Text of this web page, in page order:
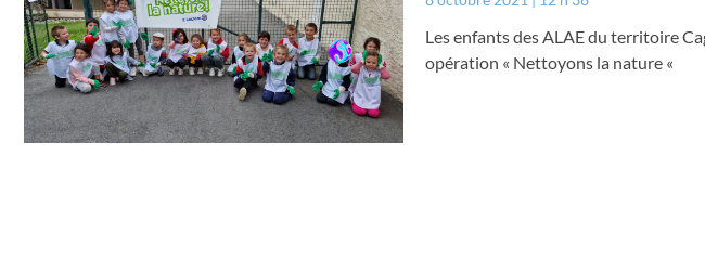
Les enfants des ALAE du territoire
opération « Nettoyons la nature «